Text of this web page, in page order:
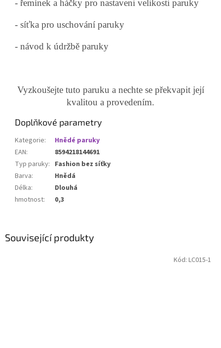
Související produkty
Kód: LC015-1
- řemínek a háčky pro nastaveni velikosti paruky
- síťka pro uschování paruky
- návod k údržbě paruky
Vyzkoušejte tuto paruku a nechte se překvapit její
kvalitou a provedením.
Doplňkové parametry
Kategorie:
Hnědé paruky
EAN:
8594218144691
Typ paruky: Fashion bez síťky
Barva:
Hnědá
Délka:
Dlouhá
hmotnost: 0,3